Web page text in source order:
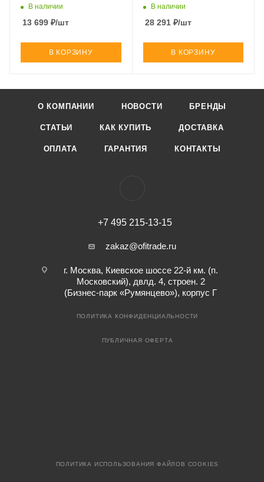
В наличии
13 699 ₽/шт
В КОРЗИНУ
В наличии
28 291₽/шт
В КОРЗИНУ
О КОМПАНИИ НОВОСТИ БРЕНДЫ
СТАТЬИ КАК КУПИТЬ ДОСТАВКА
ОПЛАТА ГАРАНТИЯ КОНТАКТЫ
+7 495 215-13-15
zakaz@ofitrade.ru
г. Москва, Киевское шоссе 22-й км. (п.
Московский), двлд. 4, строен. 2
(Бизнес-парк «Румянцево»), корпус Г
ПОЛИТИКА КОНФИДЕНЦИАЛЬНОСТИ
ПУБЛИЧНАЯ ОФЕРТА
ПОЛИТИКА ИСПОЛЬЗОВАНИЯ ФАЙЛОВ COOKIES